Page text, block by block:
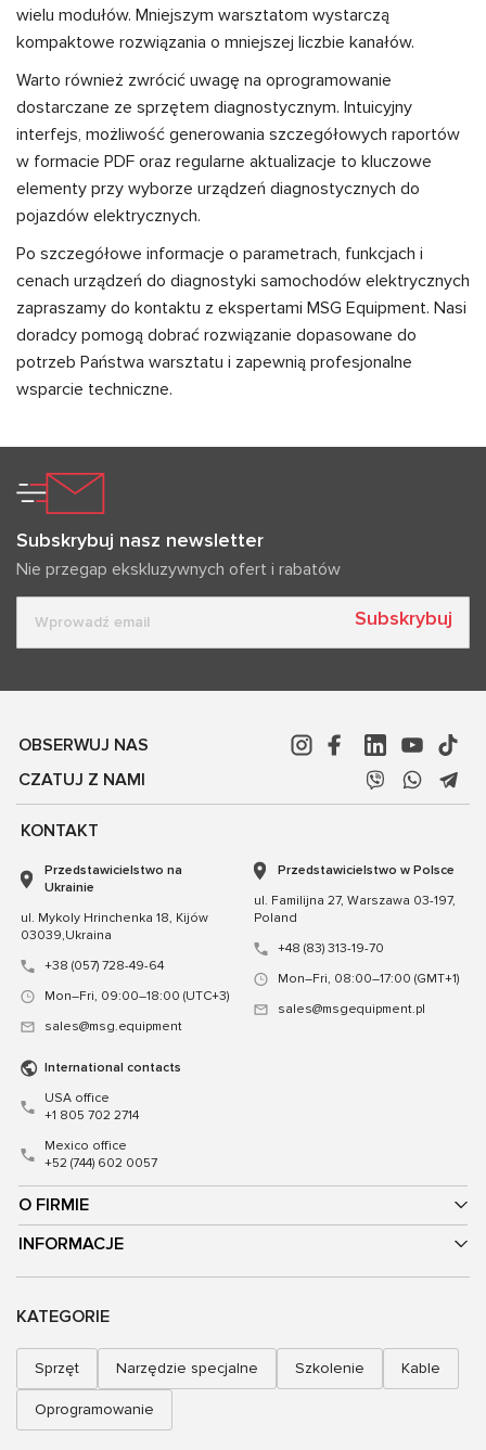
wielu modułów. Mniejszym warsztatom wystarczą
kompaktowe rozwiązania o mniejszej liczbie kanałów.
Warto również zwrócić uwagę na oprogramowanie
dostarczane ze sprzętem diagnostycznym. Intuicyjny
interfejs, możliwość generowania szczegółowych raportów
w formacie PDF oraz regularne aktualizacje to kluczowe
elementy przy wyborze urządzeń diagnostycznych do
pojazdów elektrycznych.
Po szczegółowe informacje o parametrach, funkcjach i
cenach urządzeń do diagnostyki samochodów elektrycznych
zapraszamy do kontaktu z ekspertami MSG Equipment. Nasi
doradcy pomogą dobrać rozwiązanie dopasowane do
potrzeb Państwa warsztatu i zapewnią profesjonalne
wsparcie techniczne.
Subskrybuj nasz newsletter
Nie przegap ekskluzywnych ofert i rabatów
Subskrybuj
OBSERWUJ NAS
CZATUJ Z NAMI
O FIRMIE
INFORMACJE
KONTAKT
Przedstawicielstwo na
Ukrainie
ul. Mykoly Hrinchenka 18, Kijów
03039,Ukraina
+38 (057) 728-49-64
Mon–Fri, 09:00–18:00 (UTC+3)
sales@msg.equipment
Przedstawicielstwo w Polsce
ul. Familijna 27, Warszawa 03-197,
Poland
+48 (83) 313-19-70
Mon–Fri, 08:00–17:00 (GMT+1)
sales@msgequipment.pl
International contacts
USA office
+1 805 702 2714
Mexico office
+52 (744) 602 0057
KATEGORIE
Sprzęt Narzędzie specjalne Szkolenie Kable
Oprogramowanie